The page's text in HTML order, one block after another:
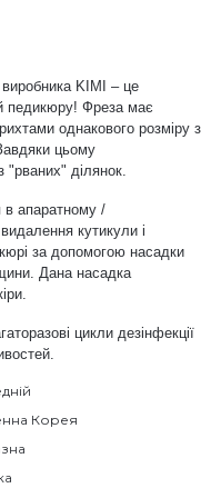
KIMI –це
педикюру! Фреза має
однакового розміру з
цьому
"рваних" ділянок.
в апаратному /
кутикули і
за допомогою насадки
Дана насадка
цикли дезінфекції
Корея